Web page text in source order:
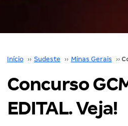
Início ›› Sudeste ›› Minas Gerais ››
Concurso
EDITAL. Veja!